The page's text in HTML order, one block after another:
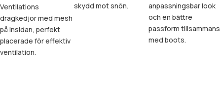
Ventilations
dragkedjor med mesh
på insidan, perfekt
placerade för effektiv
ventilation.
skydd mot snön.
anpassningsbar look
och en bättre
passform tillsammans
med boots.